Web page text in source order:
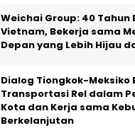
Weichai Group: 40 Tahun
Vietnam, Bekerja sama
Depan yang Lebih Hijau
Dialog Tiongkok-Meksiko
Transportasi Rel dalam
Kota dan Kerja sama
Berkelanjutan